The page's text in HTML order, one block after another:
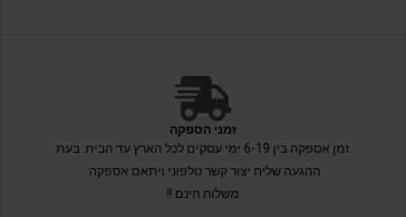
זמני הספקה
זמן אספקה בין 6-19 ימי עסקים לכל הארץ עד הבית. בעת
ההגעה שליח יצור קשר טלפוני ויתאם אספקה.
משלוח חינם !!